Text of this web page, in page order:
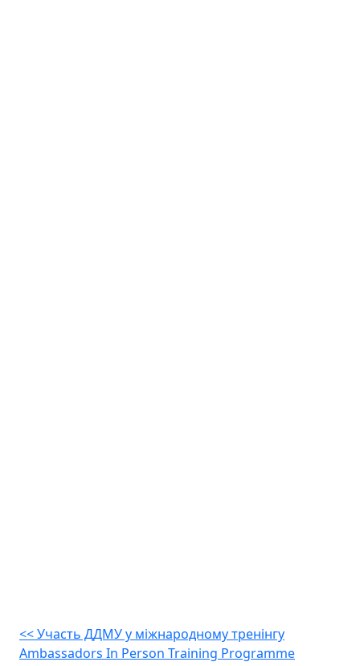
Навігація
записів
<<Участь ДДМУ у міжнародному тренінгу
Ambassadors In Person Training Programme